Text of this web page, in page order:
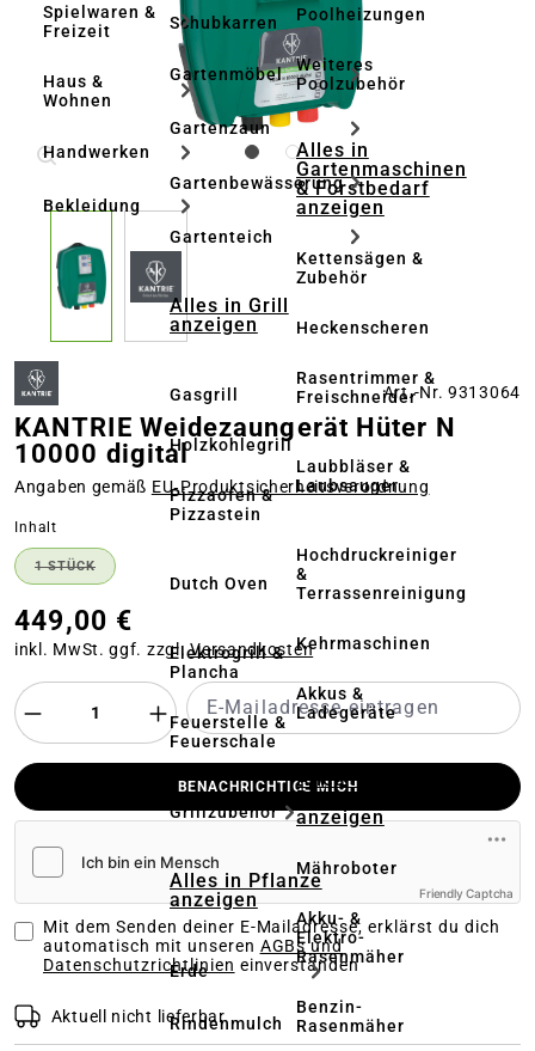
Spielwaren &
Freizeit
Haus &
Wohnen
Handwerken
Bekleidung
Schubkarren
Gartenmöbel
Gartenzaun
Gartenbewässerung
Gartenteich
Alles in Grill
anzeigen
Gasgrill
Holzkohlegrill
Pizzaofen &
Pizzastein
Dutch Oven
Elektrogrill &
Plancha
Feuerstelle &
Feuerschale
Grillzubehör
Alles in Pflanze
anzeigen
Erde
Rindenmulch
Poolheizungen
Weiteres
Poolzubehör
Alles in
Gartenmaschinen
& Forstbedarf
anzeigen
Kettensägen &
Zubehör
Heckenscheren
Rasentrimmer &
Freischneider
Laubbläser &
Laubsauger
Hochdruckreiniger
&
Terrassenreinigung
Kehrmaschinen
Akkus &
Ladegeräte
Alles in
Rasenmäher
anzeigen
Mähroboter
Akku- &
Elektro-
Rasenmäher
Benzin-
Rasenmäher
Art.-Nr. 9313064
KANTRIE Weidezaungerät Hüter N
10000 digital
Angaben gemäß EU‑Produktsicherheitsverordnung
Inhalt
1 STÜCK(DIESE OPTION IST ZURZEIT NICHT VERFÜGBAR.)
449,00 €
inkl. MwSt. ggf. zzgl.Versandkosten
BENACHRICHTIGE MICH
Friendly Captcha
Mit dem Senden deiner E-Mailadresse, erklärst du dich
automatisch mit unseren AGBs und
Datenschutzrichtlinien einverstanden
Aktuell nicht lieferbar